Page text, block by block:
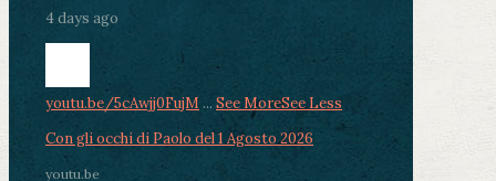
4 days ago
youtu.be/5cAwjj0FujM ... See MoreSee Less
Con gli occhi di Paolo del 1 Agosto 2026
youtu.be